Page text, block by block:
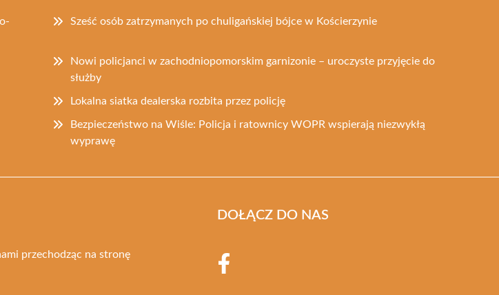
Sześć osób zatrzymanych po chuligańskiej bójce w Kościerzynie
Nowi policjanci w zachodniopomorskim garnizonie – uroczyste przyjęcie do
służby
Lokalna siatka dealerska rozbita przez policję
Bezpieczeństwo na Wiśle: Policja i ratownicy WOPR wspierają niezwykłą
wyprawę
przechodząc na stronę
DOŁĄCZ DO NAS